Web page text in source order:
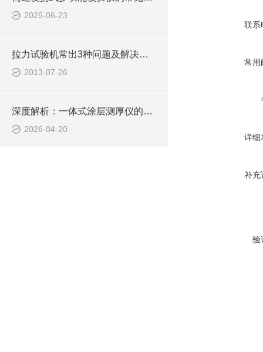
2025-06-23
拉力试验机常出3种问题及解决方法
2013-07-26
深度解析：一体式涂层测厚仪的正确使用方法全攻略
2026-04-20
联系
常用
详细
补充
验